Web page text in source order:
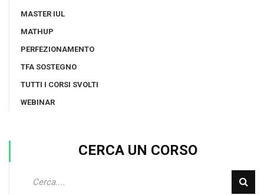
MASTER IUL
MATHUP
PERFEZIONAMENTO
TFA SOSTEGNO
TUTTI I CORSI SVOLTI
WEBINAR
CERCA UN CORSO